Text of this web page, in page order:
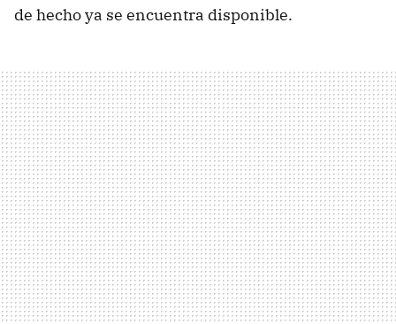
de hecho ya se encuentra disponible.